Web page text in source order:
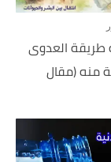
طريقة العدوى
منه (مقال